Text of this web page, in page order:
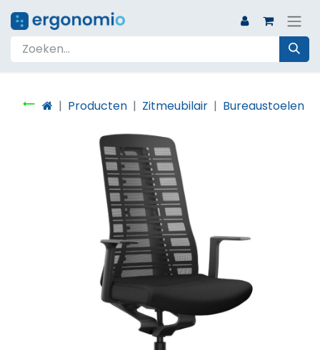
Producten Zitmeubilair Bureaustoelen